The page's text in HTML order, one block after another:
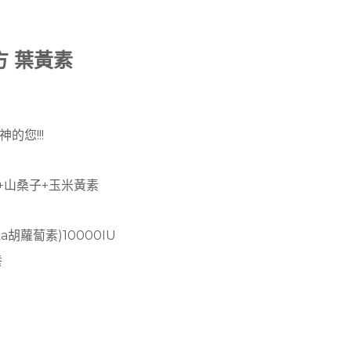
葉黃素
的您!!!
桑子+玉米黃素
胡蘿蔔素)10000IU